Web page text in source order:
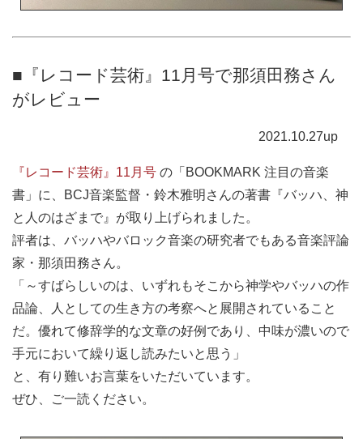
■『レコード芸術』11月号で那須田務さん
がレビュー
2021.10.27up
『レコード芸術』11月号 の「BOOKMARK 注目の音楽
書」に、BCJ音楽監督・鈴木雅明さんの著書『バッハ、神
と人のはざまで』が取り上げられました。
評者は、バッハやバロック音楽の研究者でもある音楽評論
家・那須田務さん。
「～すばらしいのは、いずれもそこから神学やバッハの作
品論、人としての生き方の考察へと展開されていること
だ。優れて修辞学的な文章の好例であり、中味が濃いので
手元において繰り返し読みたいと思う」
と、有り難いお言葉をいただいています。
ぜひ、ご一読ください。